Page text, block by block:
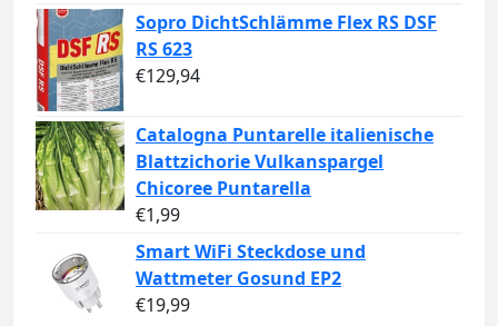
Sopro DichtSchlämme Flex RS DSF
RS 623
€129,94
Catalogna Puntarelle italienische
Blattzichorie Vulkanspargel
Chicoree Puntarella
€1,99
Smart WiFi Steckdose und
Wattmeter Gosund EP2
€19,99